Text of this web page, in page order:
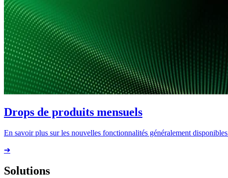
Drops de produits mensuels
En savoir plus sur les nouvelles fonctionnalités généralement
➔
Solutions